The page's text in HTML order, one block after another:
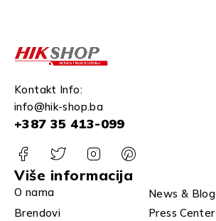
Kontakt Info:
info@hik-shop.ba
+387 35 413-099
Više informacija
O nama
News & Blog
Brendovi
Press Center